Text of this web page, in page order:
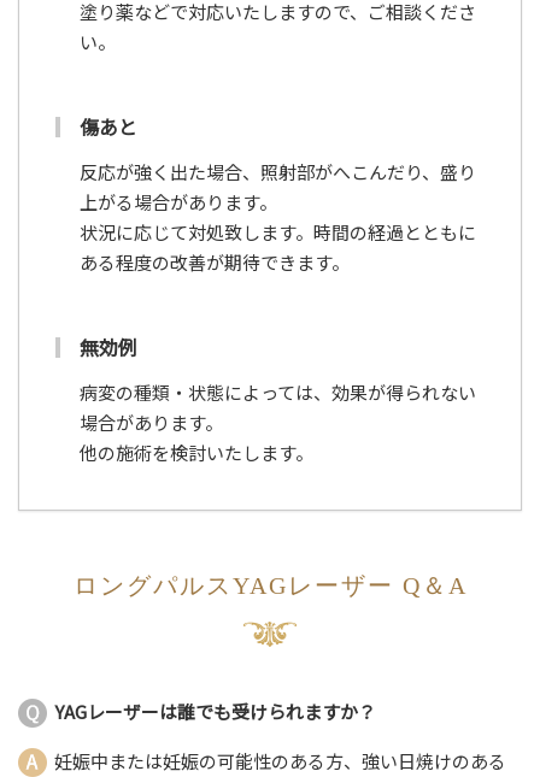
塗り薬などで対応いたしますので、ご相談くださ
い。
傷あと
反応が強く出た場合、照射部がへこんだり、盛り
上がる場合があります。
状況に応じて対処致します。時間の経過とともに
ある程度の改善が期待できます。
無効例
病変の種類・状態によっては、効果が得られない
場合があります。
他の施術を検討いたします。
ロングパルスYAGレーザー Q＆A
YAGレーザーは誰でも受けられますか？
妊娠中または妊娠の可能性のある方、強い日焼けのある